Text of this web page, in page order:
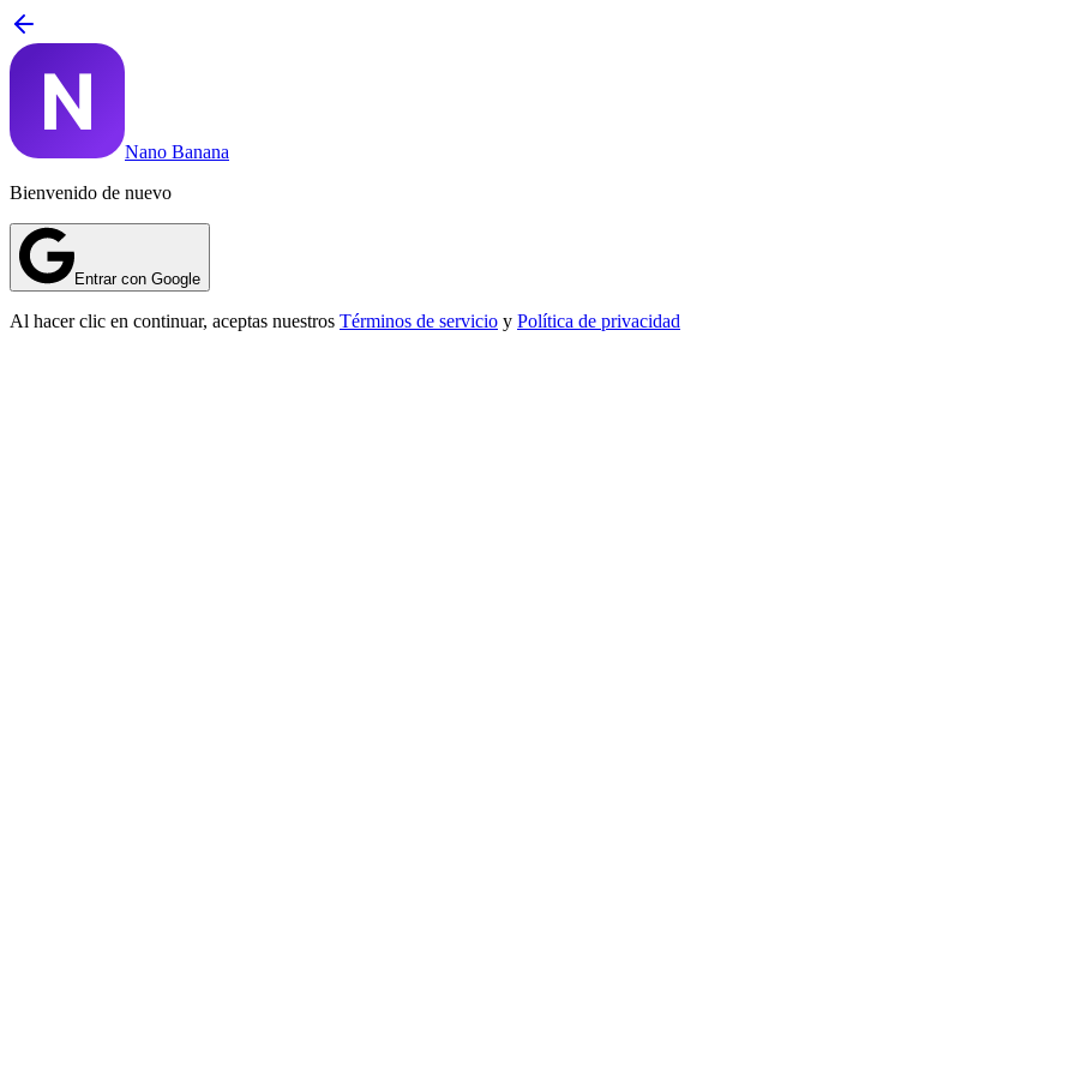
Nano Banana
Bienvenido de nuevo
Entrar con Google
Al hacer clic en continuar, aceptas nuestros Términos de servicio y Política de privacidad